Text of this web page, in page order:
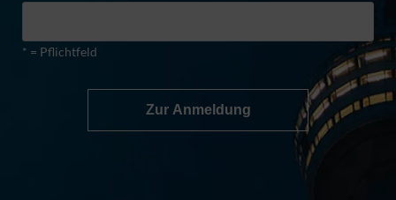
* = Pflichtfeld
Zur Anmeldung